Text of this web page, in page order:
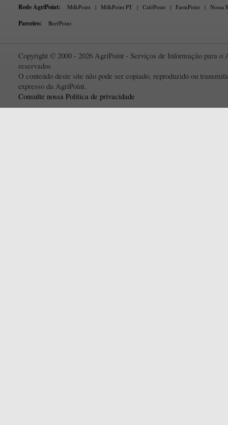
Rede AgriPoint: MilkPoint | MilkPoint PT | CaféPoint | FarmPoint | Nossa
Parceiro: BeefPoint
Copyright © 2000 - 2026 AgriPoint - Serviços de Informação para o
reservados
O conteúdo deste site não pode ser copiado, reproduzido ou
expresso da AgriPoint.
Consulte nossa Política de privacidade